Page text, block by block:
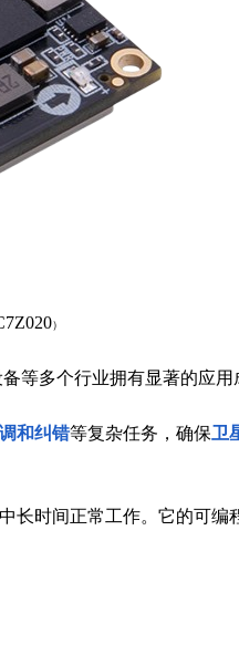
）
等多个行业拥有显著的应用
和纠错等复杂任务，确保卫
长时间正常工作。它的可编